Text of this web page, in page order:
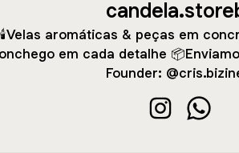
🕯️Velas aromáticas & peças em
em cada detalhe
Founder: